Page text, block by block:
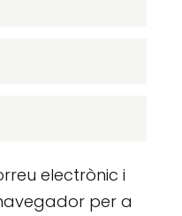
electrònic i
per a